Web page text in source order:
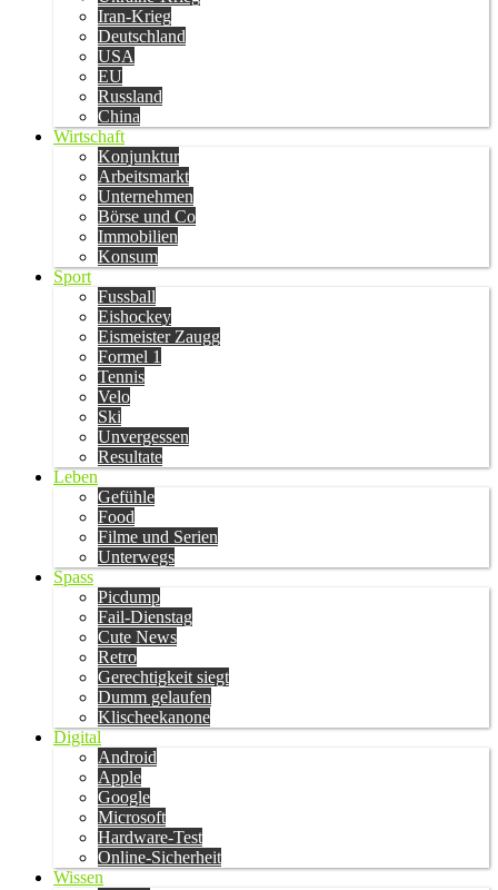
Iran-Krieg
Deutschland
USA
EU
Russland
China
Wirtschaft
Konjunktur
Arbeitsmarkt
Unternehmen
Börse und Co
Immobilien
Konsum
Sport
Fussball
Eishockey
Eismeister Zaugg
Formel 1
Tennis
Velo
Ski
Unvergessen
Resultate
Leben
Gefühle
Food
Filme und Serien
Unterwegs
Spass
Picdump
Fail-Dienstag
Cute News
Retro
Gerechtigkeit siegt
Dumm gelaufen
Klischeekanone
Digital
Android
Apple
Google
Microsoft
Hardware-Test
Online-Sicherheit
Wissen